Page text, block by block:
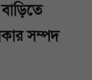
সম্পদ